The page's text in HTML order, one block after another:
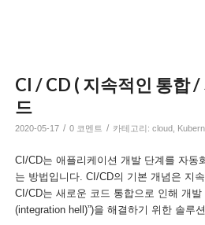
CI / CD ( 지속적인 통합
드
2020-05-17 / 0 코멘트 / 카테고리: cloud
CI/CD는 애플리케이션 개발 단계를 자
는 방법입니다. CI/CD의 기본 개념은 지
CI/CD는 새로운 코드 통합으로 인해 개
(integration hell)”)을 해결하기 위한 솔루